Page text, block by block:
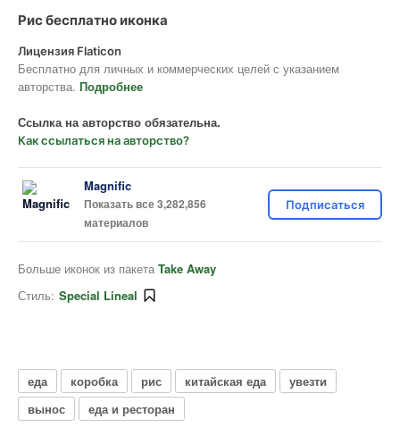
Рис бесплатно иконка
Лицензия Flaticon
Бесплатно для личных и коммерческих целей с указанием
авторства. Подробнее
Ссылка на авторство обязательна.
Как ссылаться на авторство?
Magnific
Показать все 3,282,856
материалов
Подписаться
Больше иконок из пакета Take Away
Стиль: Special Lineal
еда коробка рис китайская еда
увезти
вынос
еда и ресторан